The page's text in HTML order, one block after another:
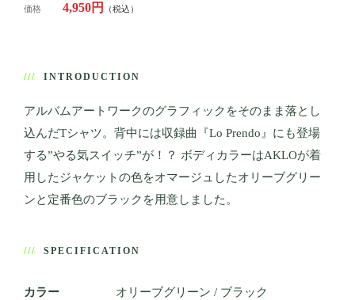
価格 4,950円 （税込）
/// INTRODUCTION
アルバムアートワークのグラフィックをそのまま落とし
込んだTシャツ。背中には収録曲『Lo Prendo』にも登場
する”やる気スイッチ”が！？ ボディカラーはAKLOが着
用したジャケットの色をオマージュしたオリーブグリー
ンと定番色のブラックを用意しました。
/// SPECIFICATION
カラー オリーブグリーン / ブラック